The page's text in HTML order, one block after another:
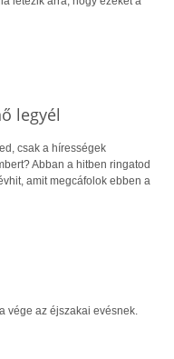
legyél
csak a hírességek
Abban a hitben ringatod
amit megcáfolok ebben a
vége az éjszakai evésnek.